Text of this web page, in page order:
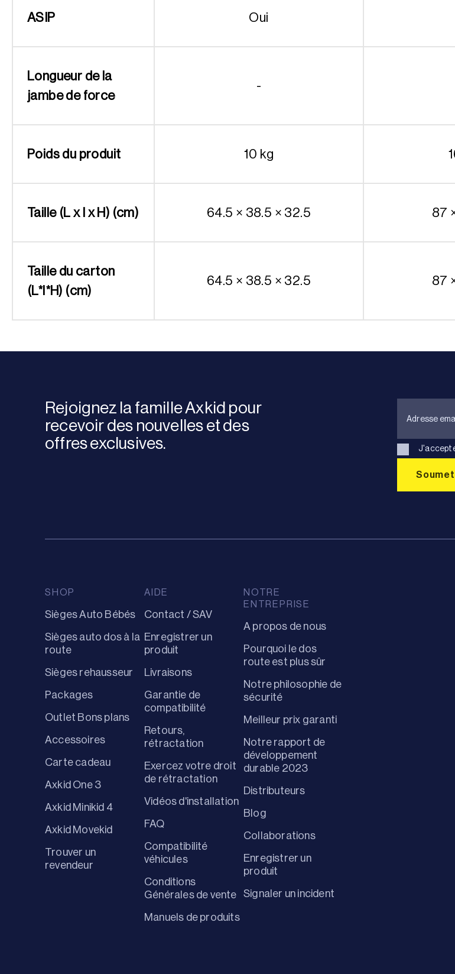
ASIP Oui
Longueur de la
jambe de force
-
Poids du produit 10 kg
Taille (L x l x H) (cm) 64.5 × 38.5 × 32.5 87
Taille du carton
(L*l*H) (cm)
64.5 × 38.5 × 32.5 87
Rejoignez la famille Axkid pour
recevoir des nouvelles et des
offres exclusives.
SHOP
Sièges Auto Bébés
Sièges auto dos à la
route
Sièges rehausseur
Packages
Outlet Bons plans
Accessoires
Carte cadeau
Axkid One 3
Axkid Minikid 4
Axkid Movekid
Trouver un
revendeur
AIDE
Contact / SAV
Enregistrer un
produit
Livraisons
Garantie de
compatibilité
Retours,
rétractation
Exercez votre droit
de rétractation
Vidéos d'installation
FAQ
Compatibilité
véhicules
Conditions
Générales de vente
Manuels de produits
NOTRE
ENTREPRISE
A propos de nous
Pourquoi le dos
route est plus sûr
Notre philosophie de
sécurité
Meilleur prix garanti
Notre rapport de
développement
durable 2023
Distributeurs
Blog
Collaborations
Enregistrer un
produit
Signaler un incident